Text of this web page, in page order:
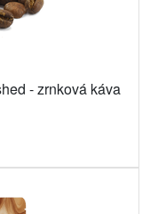
- zrnková káva